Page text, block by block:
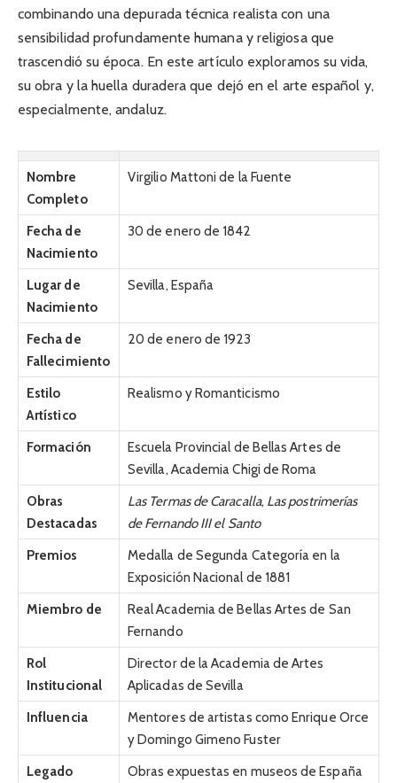
combinando una depurada técnica realista con una
sensibilidad profundamente humana y religiosa que
trascendió su época. En este artículo exploramos su vida,
su obra y la huella duradera que dejó en el arte español y,
especialmente, andaluz.
Nombre
Completo
Virgilio Mattoni de la Fuente
Fecha de
Nacimiento
30 de enero de 1842
Lugar de
Nacimiento
Sevilla, España
Fecha de
Fallecimiento
20 de enero de 1923
Estilo
Artístico
Realismo y Romanticismo
Formación
Escuela Provincial de Bellas Artes de
Sevilla, Academia Chigi de Roma
Obras
Destacadas
Las Termas de Caracalla, Las postrimerías
de Fernando III el Santo
Premios
Medalla de Segunda Categoría en la
Exposición Nacional de 1881
Miembro de
Real Academia de Bellas Artes de San
Fernando
Rol
Institucional
Director de la Academia de Artes
Aplicadas de Sevilla
Influencia
Mentores de artistas como Enrique Orce
y Domingo Gimeno Fuster
Legado
Obras expuestas en museos de España